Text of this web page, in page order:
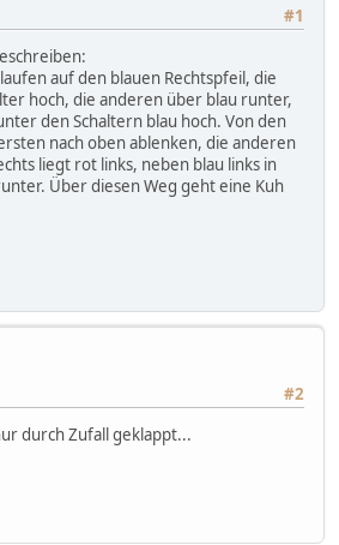
#1
auf den blauen Rechtspfeil, die
hoch, die anderen über blau runter,
den Schaltern blau hoch. Von den
nach oben ablenken, die anderen
liegt rot links, neben blau links in
Über diesen Weg geht eine Kuh
#2
durch Zufall geklappt...